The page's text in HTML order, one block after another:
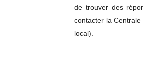
de trouver des
contacter la
local).